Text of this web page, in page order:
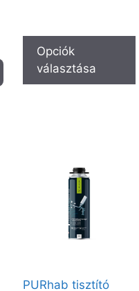
Opciók
választása
PURhab tisztító